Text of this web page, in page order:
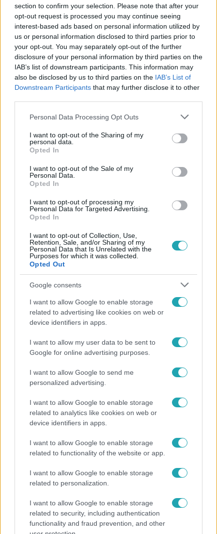
section to confirm your selection. Please note that after your
opt-out request is processed you may continue seeing
interest-based ads based on personal information utilized by
us or personal information disclosed to third parties prior to
your opt-out. You may separately opt-out of the further
disclosure of your personal information by third parties on the
IAB’s list of downstream participants. This information may
also be disclosed by us to third parties on the IAB’s List of
Downstream Participants that may further disclose it to other
Please note that this website/app uses one or more Google
not limited to your visit or usage behaviour. You may click to
grant or deny consent to Google and its third-party tags to
use your data for below specified purposes in below Google
consent section.
Personal Data Processing Opt Outs
I want to opt-out of the Sharing of my
personal data.
Opted In
I want to opt-out of the Sale of my
Personal Data.
Opted In
I want to opt-out of processing my
Personal Data for Targeted Advertising.
Opted In
I want to opt-out of Collection, Use,
Retention, Sale, and/or Sharing of my
Personal Data that Is Unrelated with the
Purposes for which it was collected.
Opted Out
Google consents
I want to allow Google to enable storage
related to advertising like cookies on web or
device identifiers in apps.
I want to allow my user data to be sent to
Google for online advertising purposes.
I want to allow Google to send me
personalized advertising.
I want to allow Google to enable storage
related to analytics like cookies on web or
device identifiers in apps.
I want to allow Google to enable storage
related to functionality of the website or app.
I want to allow Google to enable storage
related to personalization.
I want to allow Google to enable storage
related to security, including authentication
functionality and fraud prevention, and other
KÜLFÖLD LÁNCFŰRÉSZ RENDŐRSÉG
#BICIKLI
Népszerű
Ez a nyári lábbeli észrevétlenül nyírja ki a bokádat
és a gerincedet
17:24
„Ha olyan ember keresne meg, akkor sem
megkeresésekkel kapcsolatban